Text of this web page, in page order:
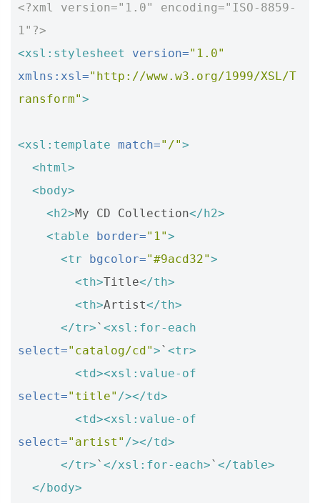
<?xml version="1.0" encoding="ISO-8859-
1"?>
<xsl:stylesheet
version="1.0"
xmlns:xsl="http://www.w3.org/1999/XSL/T
ransform">
<xsl:template match="/">
<html>
<body>
<h2>My CD Collection</h2>
<table
border="1">
<tr
bgcolor="#9acd32">
<th>Title</th>
<th>Artist</th>
</tr>` <xsl:for-each
select="catalog/cd">` <tr>
<td><xsl:value-of
select="title" /></td>
<td><xsl:value-of
select="artist" /></td>
</tr>` </xsl:for-each>` </table>
</body>